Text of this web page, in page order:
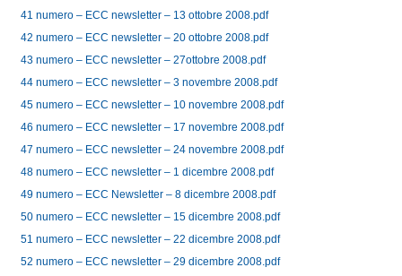
41 numero – ECC newsletter – 13 ottobre 2008.pdf
42 numero – ECC newsletter – 20 ottobre 2008.pdf
43 numero – ECC newsletter – 27ottobre 2008.pdf
44 numero – ECC newsletter – 3 novembre 2008.pdf
45 numero – ECC newsletter – 10 novembre 2008.pdf
46 numero – ECC newsletter – 17 novembre 2008.pdf
47 numero – ECC newsletter – 24 novembre 2008.pdf
48 numero – ECC newsletter – 1 dicembre 2008.pdf
49 numero – ECC Newsletter – 8 dicembre 2008.pdf
50 numero – ECC newsletter – 15 dicembre 2008.pdf
51 numero – ECC newsletter – 22 dicembre 2008.pdf
52 numero – ECC newsletter – 29 dicembre 2008.pdf